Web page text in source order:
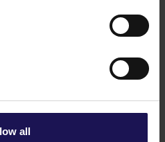
all